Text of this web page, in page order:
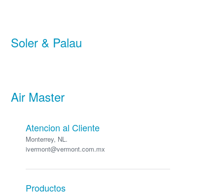
Soler & Palau
Air Master
Atencion al Cliente
Monterrey, NL.
ivermont@vermont.com.mx
Productos